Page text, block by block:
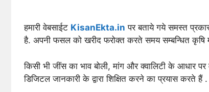
हमारी वेबसाईट KisanEkta.in पर बताये गये समस्त
है. अपनी फसल को खरीद फरोक्त करते समय सम्बन्धित कृषि
किसी भी जींस का भाव बोली, मांग और क्वालिटी के आधार
डिजिटल जानकारी के द्वारा शिक्षित करने का प्रयास करते हैं .